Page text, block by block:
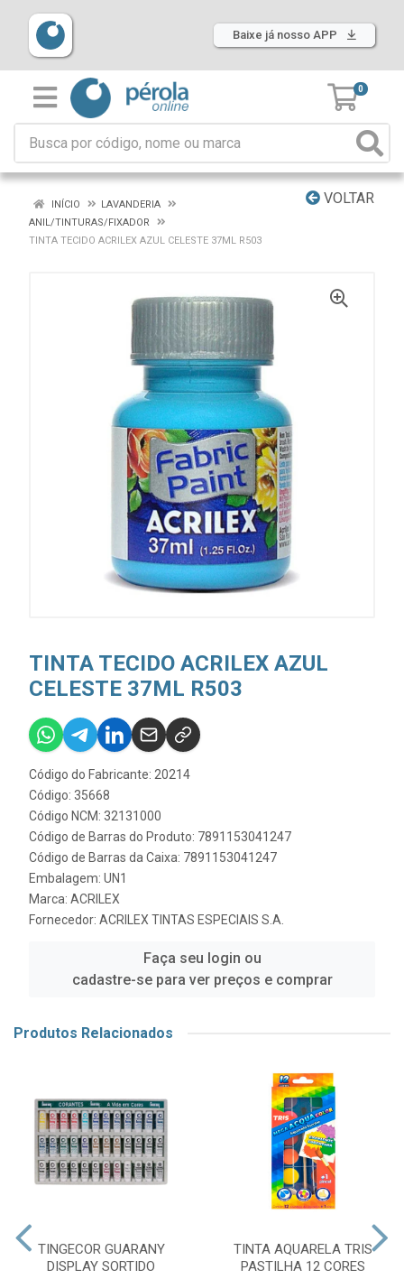
Baixe já nosso APP
0
VOLTAR
INÍCIO
LAVANDERIA
ANIL/TINTURAS/FIXADOR
TINTA TECIDO ACRILEX AZUL CELESTE 37ML R503
TINTA TECIDO ACRILEX AZUL
CELESTE 37ML R503
Código do Fabricante: 20214
Código: 35668
Código NCM: 32131000
Código de Barras do Produto: 7891153041247
Código de Barras da Caixa: 7891153041247
Embalagem: UN1
Marca: ACRILEX
Fornecedor: ACRILEX TINTAS ESPECIAIS S.A.
Faça seu login ou
cadastre-se para ver preços e comprar
Produtos Relacionados
TINGECOR GUARANY
DISPLAY SORTIDO
TINTA AQUARELA TRIS
PASTILHA 12 CORES